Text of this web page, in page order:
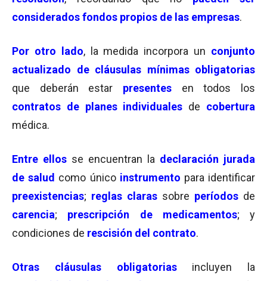
considerados fondos propios de las empresas.
Por otro lado, la medida incorpora un conjunto
actualizado de cláusulas mínimas obligatorias
que deberán estar presentes
en todos los
contratos de planes individuales de cobertura
médica.
Entre ellos se encuentran la declaración jurada
de salud como único instrumento para identificar
preexistencias; reglas claras sobre períodos de
carencia; prescripción de medicamentos; y
condiciones de rescisión del contrato.
Otras cláusulas obligatoriasincluyen la